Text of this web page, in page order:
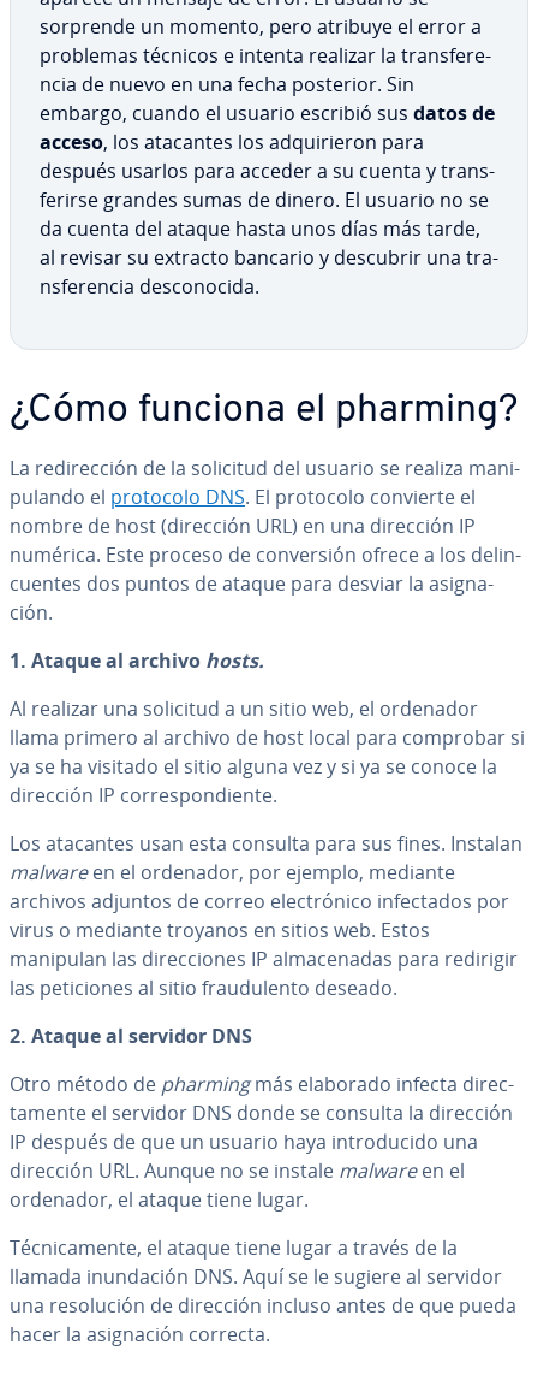
sorprende un momento, pero atribuye el error a
problemas técnicos e intenta realizar la tra­n­s­fe­re­
n­cia de nuevo en una fecha posterior. Sin
embargo, cuando el usuario escribió sus datos de
acceso, los atacantes los ad­qui­rie­ron para
después usarlos para acceder a su cuenta y tra­n­s­
fe­ri­r­se grandes sumas de dinero. El usuario no se
da cuenta del ataque hasta unos días más tarde,
al revisar su extracto bancario y descubrir una tra­
n­s­fe­re­n­cia de­s­co­no­ci­da.
¿Cómo funciona el pharming?
La re­di­re­c­ción de la solicitud del usuario se realiza ma­ni­
pu­la­n­do el protocolo DNS. El protocolo convierte el
nombre de host (dirección URL) en una dirección IP
numérica. Este proceso de co­n­ve­r­sión ofrece a los de­li­n­
cue­n­tes dos puntos de ataque para desviar la asi­g­na­
ción.
1. Ataque al archivo hosts.
Al realizar una solicitud a un sitio web, el ordenador
llama primero al archivo de host local para comprobar si
ya se ha visitado el sitio alguna vez y si ya se conoce la
dirección IP co­rre­s­po­n­die­n­te.
Los atacantes usan esta consulta para sus fines. Instalan
malwareen el ordenador, por ejemplo, mediante
archivos adjuntos de correo ele­c­tró­ni­co in­fe­c­ta­dos por
virus o mediante troyanos en sitios web. Estos
manipulan las di­re­c­cio­nes IP al­ma­ce­na­das para redirigir
las pe­ti­cio­nes al sitio frau­du­le­n­to deseado.
2. Ataque al servidor DNS
Otro método de pharmingmás elaborado infecta di­re­c­
ta­me­n­te el servidor DNS donde se consulta la dirección
IP después de que un usuario haya in­tro­du­ci­do una
dirección URL. Aunque no se instale malwareen el
ordenador, el ataque tiene lugar.
Té­c­ni­ca­me­n­te, el ataque tiene lugar a través de la
llamada inu­n­da­ción DNS. Aquí se le sugiere al servidor
una re­so­lu­ción de dirección incluso antes de que pueda
hacer la asi­g­na­ción correcta.